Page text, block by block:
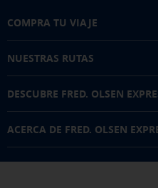
COMPRA TU VIAJE
NUESTRAS RUTAS
DESCUBRE FRED. OLSEN
ACERCA DE FRED. OLSEN